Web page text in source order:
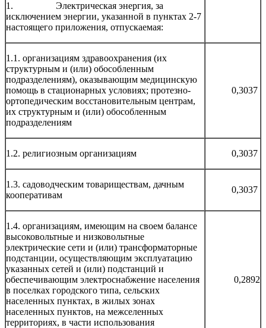
1. Электрическая энергия, за
исключением энергии, указанной в пунктах 2-7
настоящего приложения, отпускаемая:
1.1. организациям здравоохранения (их
структурным и (или) обособленным
подразделениям), оказывающим медицинскую
помощь в стационарных условиях; протезно-
ортопедическим восстановительным центрам,
их структурным и (или) обособленным
подразделениям
0,3037
1.2. религиозным организациям 0,3037
1.3. садоводческим товариществам, дачным
кооперативам
0,3037
1.4. организациям, имеющим на своем балансе
высоковольтные и низковольтные
электрические сети и (или) трансформаторные
подстанции, осуществляющим эксплуатацию
указанных сетей и (или) подстанций и
обеспечивающим электроснабжение населения
в поселках городского типа, сельских
населенных пунктах, в жилых зонах
населенных пунктов, на межселенных
территориях, в части использования
0,2892